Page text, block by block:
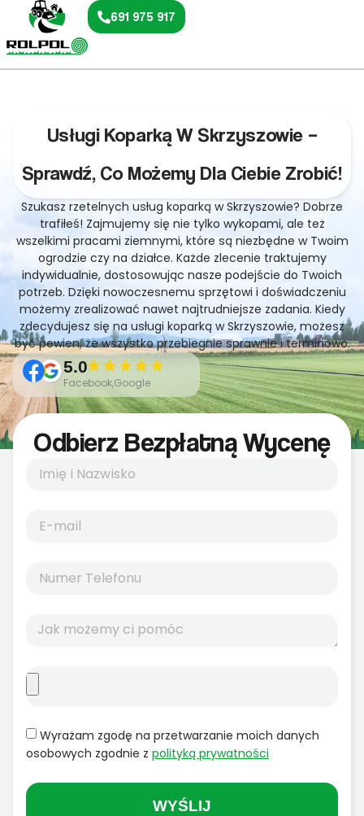
691 975 917
Usługi Koparką W Skrzyszowie –
Sprawdź, Co Możemy Dla Ciebie Zrobić!
Szukasz rzetelnych usług koparką w Skrzyszowie? Dobrze
trafiłeś! Zajmujemy się nie tylko wykopami, ale też
wszelkimi pracami ziemnymi, które są niezbędne w Twoim
ogrodzie czy na działce. Każde zlecenie traktujemy
indywidualnie, dostosowując nasze podejście do Twoich
potrzeb. Dzięki nowoczesnemu sprzętowi i doświadczeniu
możemy zrealizować nawet najtrudniejsze zadania. Kiedy
zdecydujesz się na usługi koparką w Skrzyszowie, możesz
być pewien, że wszystko przebiegnie sprawnie i terminowo.
5.0
Facebook,Google
Odbierz Bezpłatną Wycenę
Wyrażam zgodę na przetwarzanie moich danych
osobowych zgodnie z polityką prywatności
WYŚLIJ